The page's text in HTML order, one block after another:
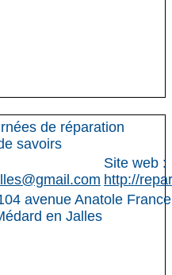
de réparation
savoirs
Site web :
http://
avenue Anatole France
en Jalles